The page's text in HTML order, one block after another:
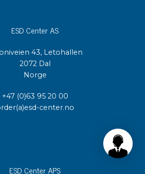
ESD Center AS
43, Letohallen
2072 Dal
Norge
+47 (0)63 95 20 00
center.no
ESD Center APS